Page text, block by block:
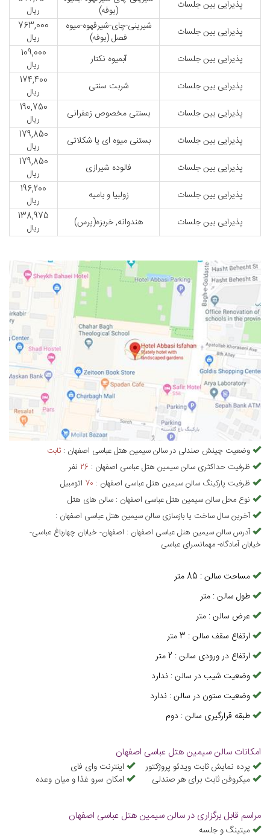
پذیرایی بین جلسات
(بوفه)
ریال
پذیرایی بین جلسات
شیرینی-چای-شیرقهوه-میوه
فصل (بوفه)
763,000
ریال
پذیرایی بین جلسات
آبمیوه نکتار
109,000
ریال
پذیرایی بین جلسات
شربت سنتی
174,400
ریال
پذیرایی بین جلسات
بستنی مخصوص زعفرانی
190,750
ریال
پذیرایی بین جلسات
بستنی میوه ای یا شکلاتی
179,850
ریال
پذیرایی بین جلسات
فالوده شیرازی
179,850
ریال
پذیرایی بین جلسات
زولبیا و بامیه
196,200
ریال
پذیرایی بین جلسات
هندوانه, خربزه(پرس)
138,975
ریال
وضعیت چینش صندلی درسالن سیمین هتل عباسی اصفهان :ثابت
ظرفیت حداکثری سالن سیمین هتل عباسی اصفهان :
26 نفر
ظرفیت پارکینگ سالن سیمین هتل عباسی اصفهان :
70 اتومبیل
نوع محلسالن سیمین هتل عباسی اصفهان : سالن های هتل
آخرین سال ساخت یا بازسازی سالن سیمین هتل عباسی اصفهان :
آدرسسالن سیمین هتل عباسی اصفهان : اصفهان- خیابان چهارباغ عباسی-
خیابان آمادگاه- مهمانسرای عباسی
مساحت سالن:
85 متر
طول سالن: متر
عرض سالن: متر
ارتفاع سقف سالن:
3متر
ارتفاع در ورودی سالن:
2متر
وضعیت شیب در سالن: ندارد
وضعیت ستون در سالن: ندارد
طبقه قرارگیری سالن: دوم
امکانات سالن سیمین هتل عباسی اصفهان
پرده نمایش ثابت ویدئو پروژکتور
اینترنت وای فای
میکروفن ثابت برای هر صندلی
امكان سرو غذا و ميان وعده
مراسم قابل برگزاری در سالن سیمین هتل عباسی اصفهان
میتینگ و جلسه